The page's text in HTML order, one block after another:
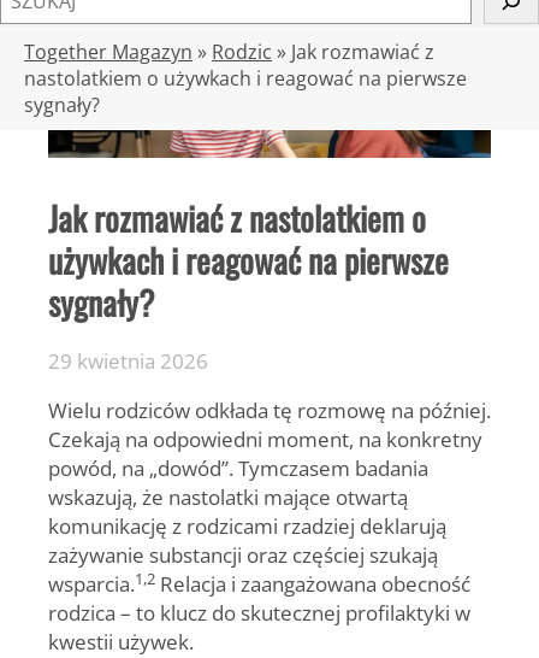
z
Together Magazyn » Rodzic » Jak rozmawiać z
nastolatkiem o używkach i reagować na pierwsze
sygnały?
Jak rozmawiać z nastolatkiem o
używkach i reagować na pierwsze
sygnały?
29 kwietnia 2026
Wielu rodziców odkłada tę rozmowę na później.
Czekają na odpowiedni moment, na konkretny
powód, na „dowód”. Tymczasem badania
wskazują, że nastolatki mające otwartą
komunikację z rodzicami rzadziej deklarują
zażywanie substancji oraz częściej szukają
wsparcia.1,2 Relacja i zaangażowana obecność
rodzica – to klucz do skutecznej profilaktyki w
kwestii używek.